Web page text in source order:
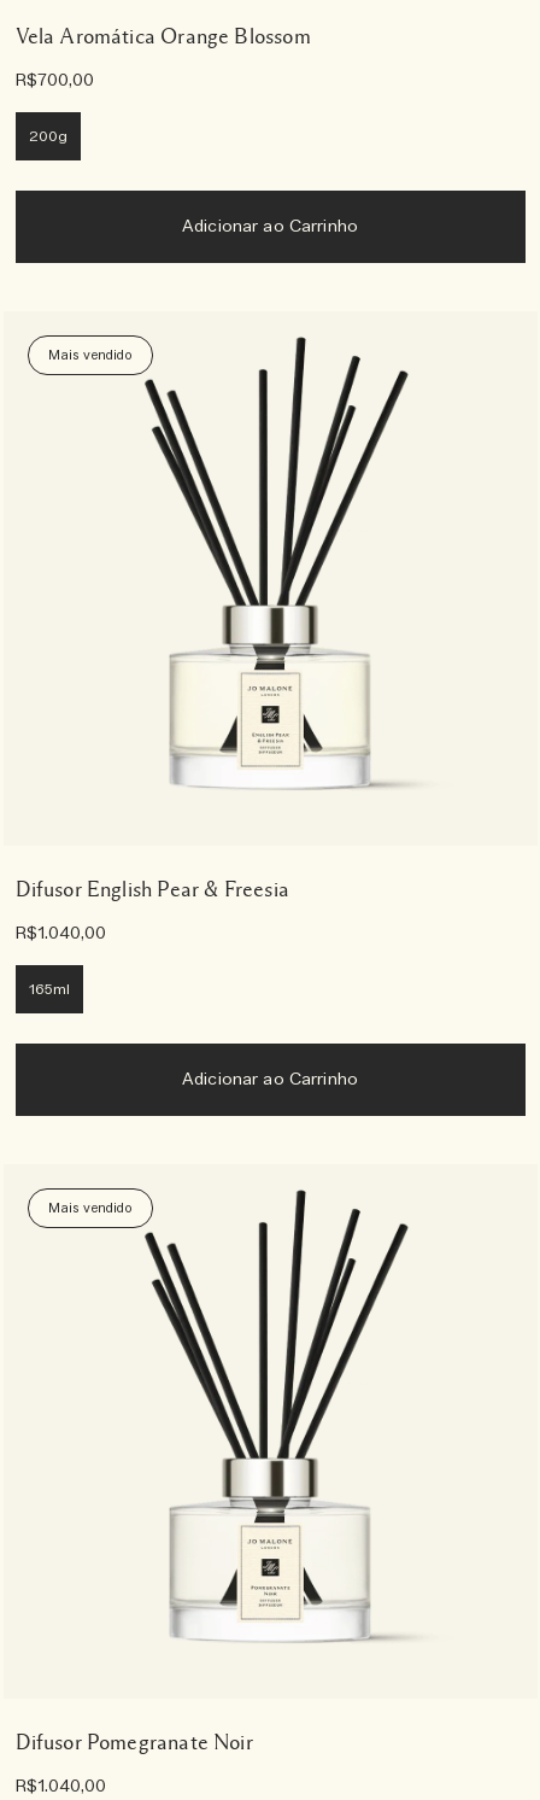
Vela Aromática Orange Blossom
R$700,00
200g
Adicionar ao Carrinho
Mais vendido
Difusor English Pear & Freesia
R$1.040,00
165ml
Adicionar ao Carrinho
Mais vendido
Difusor Pomegranate Noir
R$1.040,00